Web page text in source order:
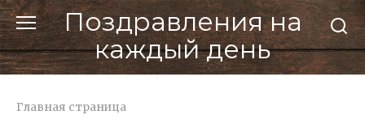
Перейти
к
контенту
Поздравления на
каждый день
Главная страница